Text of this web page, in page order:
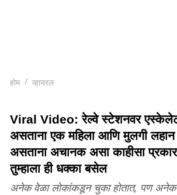
होम व्हायरल
Viral Video: रेल्वे स्टेशनवर
असताना एक महिला आणि मुलगी
असताना अचानक असा काहीसा
तुम्हाला ही धक्का बसेल
अनेक वेळा लोकांकडून चुका होतात, पण